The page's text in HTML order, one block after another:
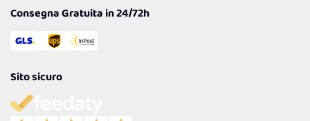
Consegna Gratuita in 24/72h
Sito sicuro